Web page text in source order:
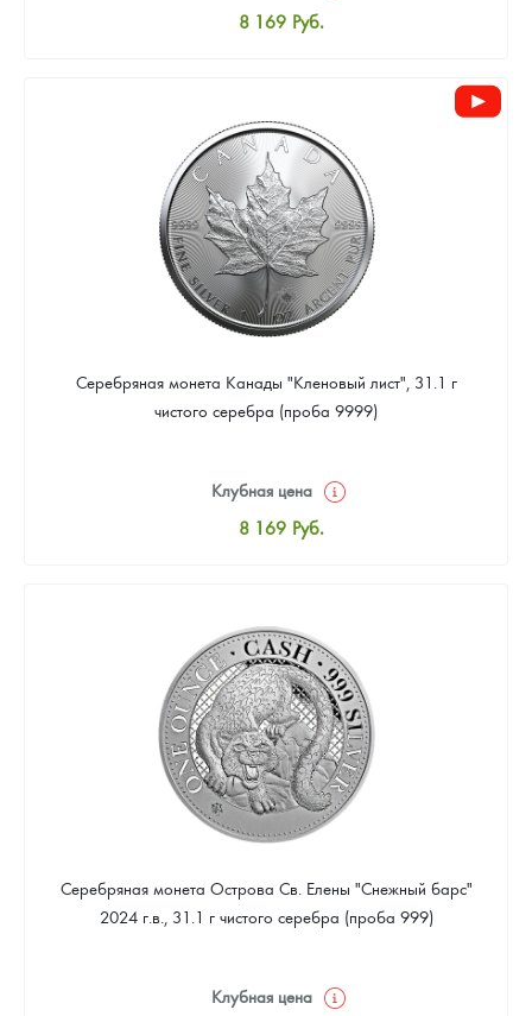
8 169 Руб.
Цена выкупа
Звоните
Серебряная монета Канады "Кленовый лист", 31.1 г
чистого серебра (проба 9999)
Клубная цена
8 169 Руб.
Цена выкупа
Звоните
Серебряная монета Острова Св. Елены "Снежный барс"
2024 г.в., 31.1 г чистого серебра (проба 999)
Клубная цена